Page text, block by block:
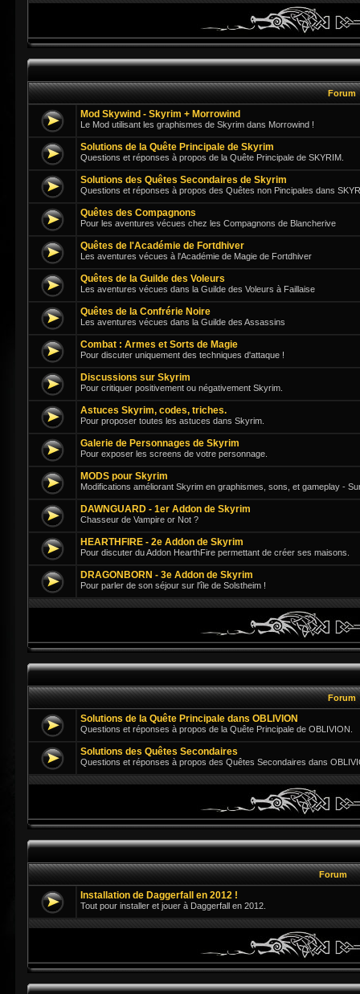
Forum
Mod Skywind - Skyrim + Morrowind
Le Mod utilisant les graphismes de Skyrim dans Morrowind !
Solutions de la Quête Principale de Skyrim
Questions et réponses à propos de la Quête Principale de SKYRIM.
Solutions des Quêtes Secondaires de Skyrim
Questions et réponses à propos des Quêtes non Pincipales dans
Quêtes des Compagnons
Pour les aventures vécues chez les Compagnons de Blancherive
Quêtes de l'Académie de Fortdhiver
Les aventures vécues à l'Académie de Magie de Fortdhiver
Quêtes de la Guilde des Voleurs
Les aventures vécues dans la Guilde des Voleurs à Faillaise
Quêtes de la Confrérie Noire
Les aventures vécues dans la Guilde des Assassins
Combat : Armes et Sorts de Magie
Pour discuter uniquement des techniques d'attaque !
Discussions sur Skyrim
Pour critiquer positivement ou négativement Skyrim.
Astuces Skyrim, codes, triches.
Pour proposer toutes les astuces dans Skyrim.
Galerie de Personnages de Skyrim
Pour exposer les screens de votre personnage.
MODS pour Skyrim
Modifications améliorant Skyrim en graphismes, sons, et gameplay -
DAWNGUARD - 1er Addon de Skyrim
Chasseur de Vampire or Not ?
HEARTHFIRE - 2e Addon de Skyrim
Pour discuter du Addon HearthFire permettant de créer ses maisons.
DRAGONBORN - 3e Addon de Skyrim
Pour parler de son séjour sur l'île de Solstheim !
Forum
Solutions de la Quête Principale dans OBLIVION
Questions et réponses à propos de la Quête Principale de OBLIVION.
Solutions des Quêtes Secondaires
Questions et réponses à propos des Quêtes Secondaires dans
Forum
Installation de Daggerfall en 2012 !
Tout pour installer et jouer à Daggerfall en 2012.